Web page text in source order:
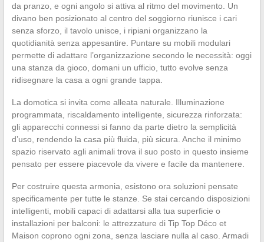
da pranzo, e ogni angolo si attiva al ritmo del movimento. Un
divano ben posizionato al centro del soggiorno riunisce i cari
senza sforzo, il tavolo unisce, i ripiani organizzano la
quotidianità senza appesantire. Puntare su mobili modulari
permette di adattare l’organizzazione secondo le necessità: oggi
una stanza da gioco, domani un ufficio, tutto evolve senza
ridisegnare la casa a ogni grande tappa.
La domotica si invita come alleata naturale. Illuminazione
programmata, riscaldamento intelligente, sicurezza rinforzata:
gli apparecchi connessi si fanno da parte dietro la semplicità
d’uso, rendendo la casa più fluida, più sicura. Anche il minimo
spazio riservato agli animali trova il suo posto in questo insieme
pensato per essere piacevole da vivere e facile da mantenere.
Per costruire questa armonia, esistono ora soluzioni pensate
specificamente per tutte le stanze. Se stai cercando disposizioni
intelligenti, mobili capaci di adattarsi alla tua superficie o
installazioni per balconi: le attrezzature di Tip Top Déco et
Maison coprono ogni zona, senza lasciare nulla al caso. Armadi